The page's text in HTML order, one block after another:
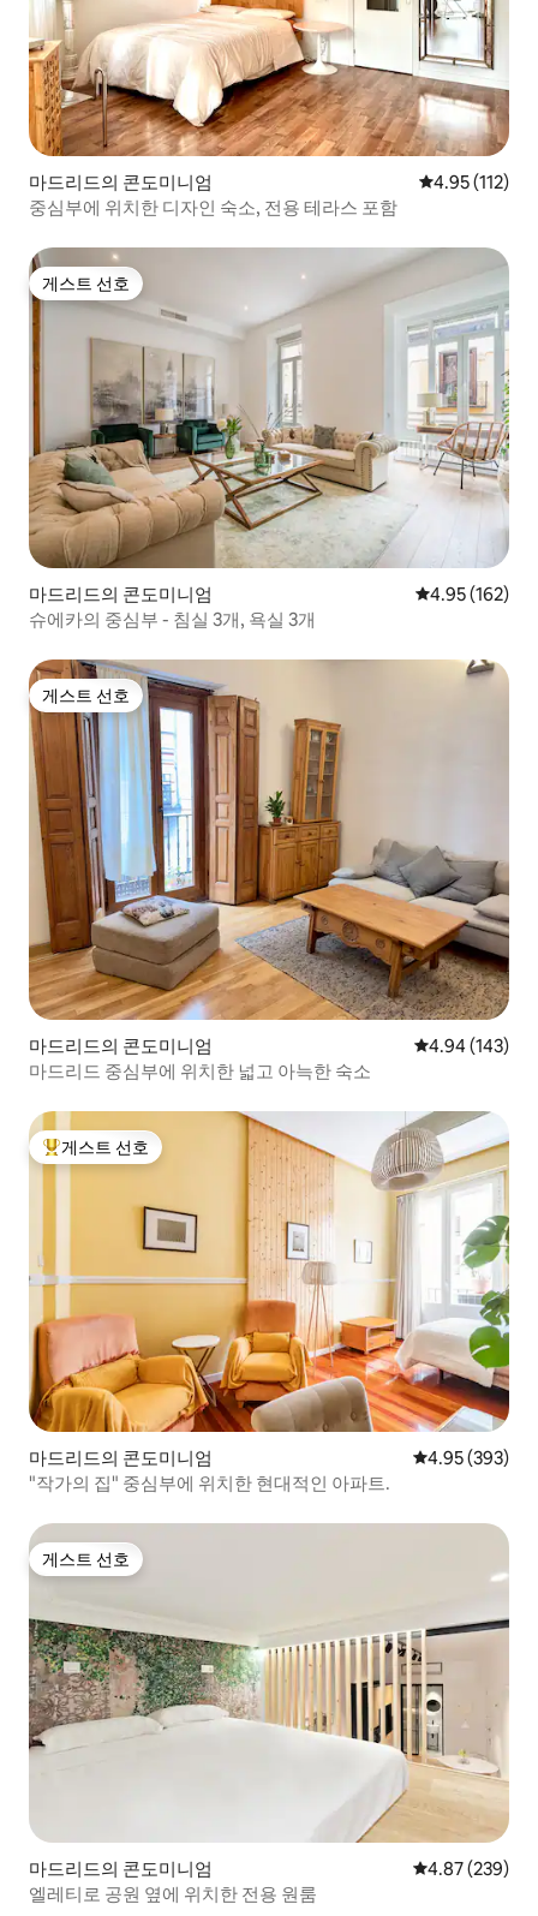
마드리드의 콘도미니엄 평점 4.95점(5
4.95 (112)
중심부에 위치한 디자인 숙소, 전용 테라스 포함
게스트 선호
게스트 선호
마드리드의 콘도미니엄 평점 4.95점(5
4.95 (162)
슈에카의 중심부 - 침실 3개, 욕실 3개
게스트 선호
게스트 선호
마드리드의 콘도미니엄 평점 4.94점(5
4.94 (143)
마드리드 중심부에 위치한 넓고 아늑한 숙소
상위 게스트 선호
게스트 선호
마드리드의 콘도미니엄 평점 4.95점(5
4.95 (393)
"작가의 집" 중심부에 위치한 현대적인 아파트.
게스트 선호
게스트 선호
마드리드의 콘도미니엄 평점 4.87점(5
4.87 (239)
엘레티로 공원 옆에 위치한 전용 원룸